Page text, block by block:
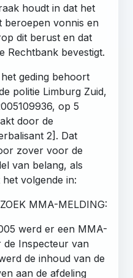
houdt in dat het
beroepen vonnis en
dit berust en dat
Rechtbank bevestigt.
geding behoort
politie Limburg Zuid,
op 5
door de
2]. Dat
zover voor de
van belang, als
volgende in:
MMA-MELDING:
werd er een MMA-
de Inspecteur van
de inhoud van de
aan de afdeling